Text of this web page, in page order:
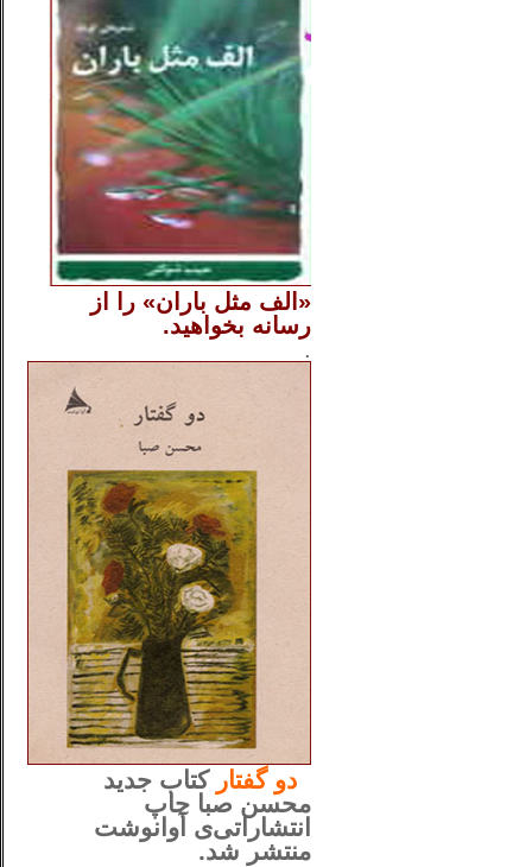
«الف مثل باران» را از
رسانه بخواهید.
.
دوگفتار کتاب جدید
محسن صبا چاپ
انتشاراتی‌ی آوانوشت
منتشر شد.